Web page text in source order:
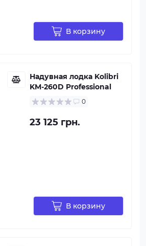
В корзину
Надувная лодка Kolibri
KM-260D Professional
0
23 125 грн.
В корзину